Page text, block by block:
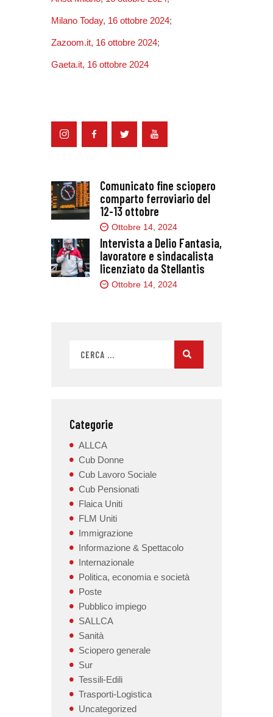
Milano Today, 16 ottobre 2024;
Zazoom.it, 16 ottobre 2024;
Gaeta.it, 16 ottobre 2024
Comunicato fine sciopero
comparto ferroviario del
12-13 ottobre
Ottobre 14, 2024
Intervista a Delio Fantasia,
lavoratore e sindacalista
licenziato da Stellantis
Ottobre 14, 2024
Categorie
ALLCA
Cub Donne
Cub Lavoro Sociale
Cub Pensionati
Flaica Uniti
FLM Uniti
Immigrazione
Informazione & Spettacolo
Internazionale
Politica, economia e società
Poste
Pubblico impiego
SALLCA
Sanità
Sciopero generale
Sur
Tessili-Edili
Trasporti-Logistica
Uncategorized